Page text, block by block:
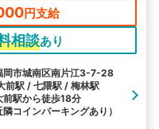
円支給
相談あり
岡市城南区南片江3-7-28
前駅 / 七隈駅 / 梅林駅
前駅から徒歩18分
コインパーキングあり）